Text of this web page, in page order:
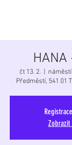
čt 13. 2.
Předměstí, 541 01